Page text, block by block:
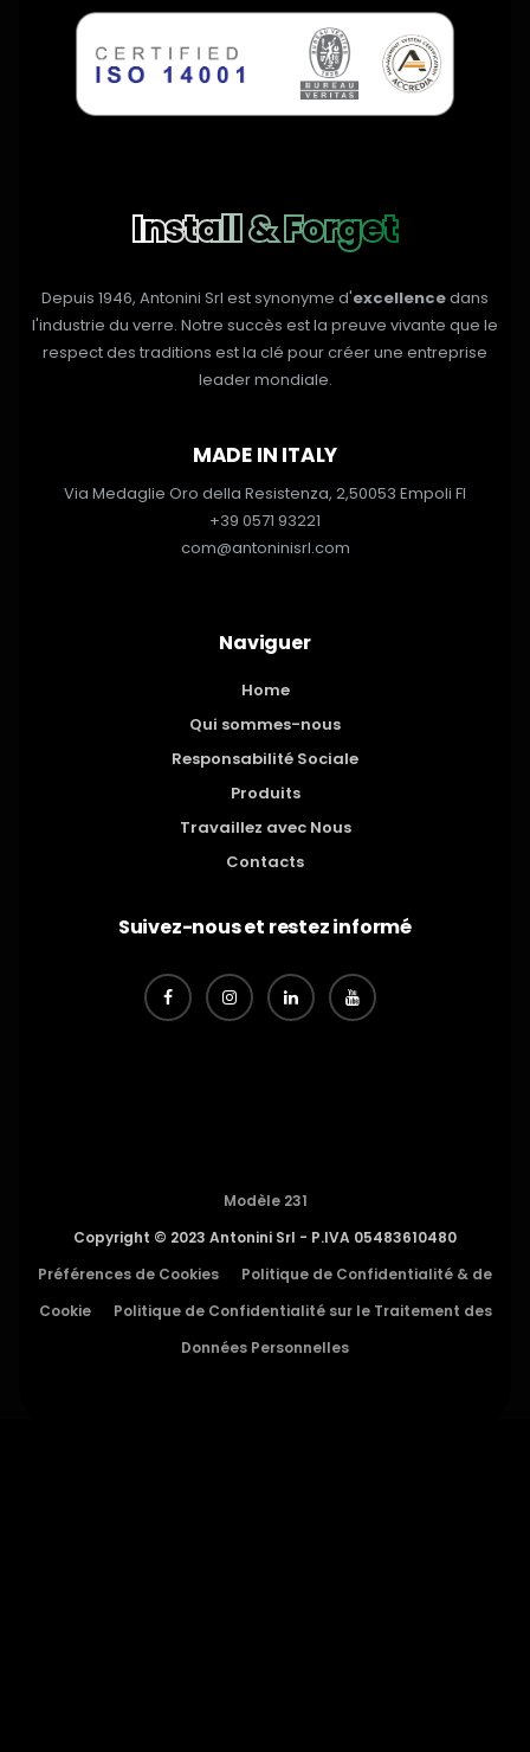
Install & Forget
Depuis 1946, Antonini Srl est synonyme d'excellencedans
l'industrie du verre. Notre succès est la preuve vivante que le
respect des traditions est la clé pour créer une entreprise
leader mondiale.
MADE IN ITALY
Via Medaglie Oro della Resistenza, 2,50053 Empoli FI
+39 0571 93221
com@antoninisrl.com
Naviguer
Home
Qui sommes-nous
Responsabilité Sociale
Produits
Travaillez avec Nous
Contacts
Suivez-nous et restez informé
Modèle 231
Copyright © 2023 Antonini Srl - P.IVA 05483610480
Préférences de Cookies
Politique de Confidentialité & de
Cookie
Politique de Confidentialité sur le Traitement des
Données Personnelles